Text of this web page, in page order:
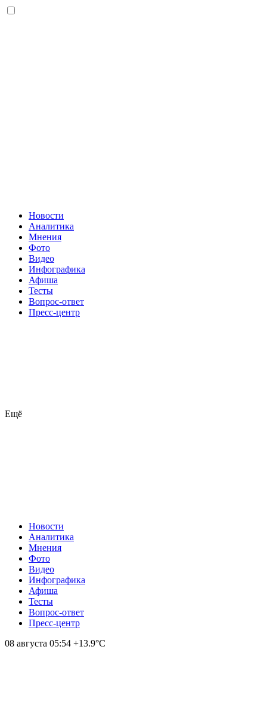
Новости
Аналитика
Мнения
Фото
Видео
Инфографика
Афиша
Тесты
Вопрос-ответ
Пресс-центр
Ещё
Новости
Аналитика
Мнения
Фото
Видео
Инфографика
Афиша
Тесты
Вопрос-ответ
Пресс-центр
08 августа 05:54 +13.9°С